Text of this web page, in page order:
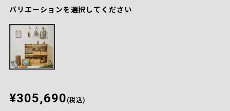
バリエーションを選択してください
¥305,690 (税込)